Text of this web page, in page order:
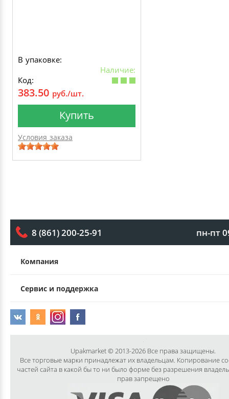
В упаковке:
Наличие:
Код:
383.50 руб./шт.
Купить
Условия заказа
8 (861) 200-25-91 пн-пт
Компания
Сервис и поддержка
Upakmarket © 2013-2026 Все права защищены.
Все торговые марки принадлежат их владельцам. Копирование
частей сайта в какой бы то ни было форме без разрешения
прав запрещено